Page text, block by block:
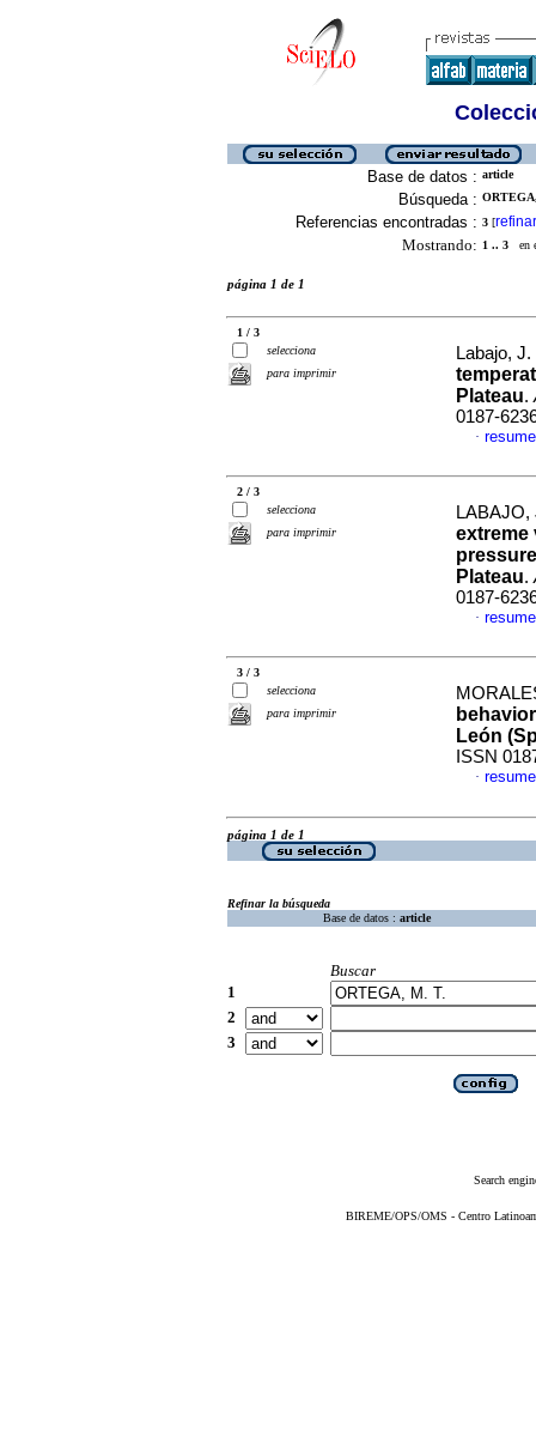
Base de datos : article
Búsqueda :
Referencias encontradas : 3 [refinar
Mostrando: 1 .. 3 en
página 1 de 1
1 / 3
selecciona
para imprimir
Labajo,
Plateau.
0187-
·
2 / 3
selecciona
para imprimir
extreme
Plateau.
0187-
·
3 / 3
selecciona
para imprimir
León (
ISSN
·
página 1 de 1
Refinar la búsqueda
Base de datos : article
Buscar
1
2
3
Search
BIREME/OPS/OMS - Centro